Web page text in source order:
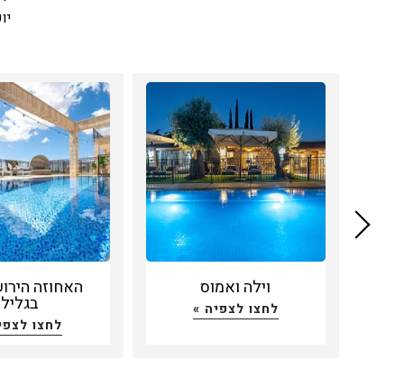
וילה ואמוס
לחצו לצפיה »
האחוזה
בגליל
לחצו